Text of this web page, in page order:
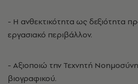
- Η ανθεκτικότητα ως δεξιότητα
εργασιακό περιβάλλον.
- Αξιοποιώ την Τεχνητή
βιογραφικού.